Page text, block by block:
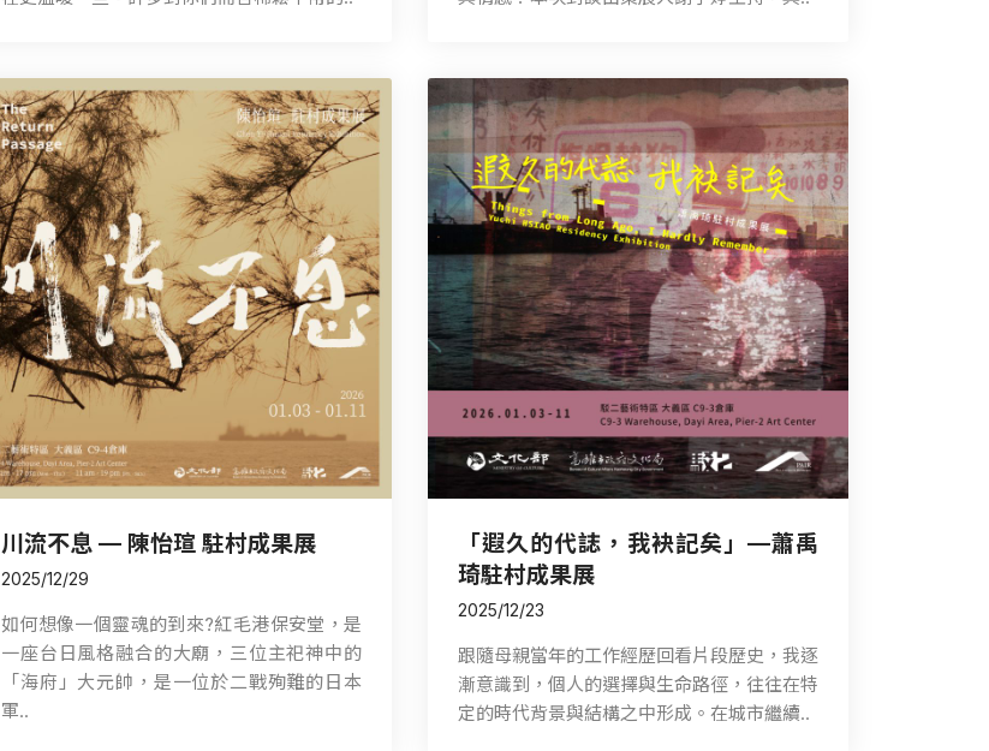
川流不息 — 陳怡瑄 駐村成果展
2025/12/29
如何想像一個靈魂的到來?紅毛港保安堂，是
一座台日風格融合的大廟，三位主祀神中的
「海府」大元帥，是一位於二戰殉難的日本
軍..
「遐久的代誌，我袂記矣」—蕭禹
琦駐村成果展
2025/12/23
跟隨母親當年的工作經歷回看片段歷史，我逐
漸意識到，個人的選擇與生命路徑，往往在特
定的時代背景與結構之中形成。在城市繼續..